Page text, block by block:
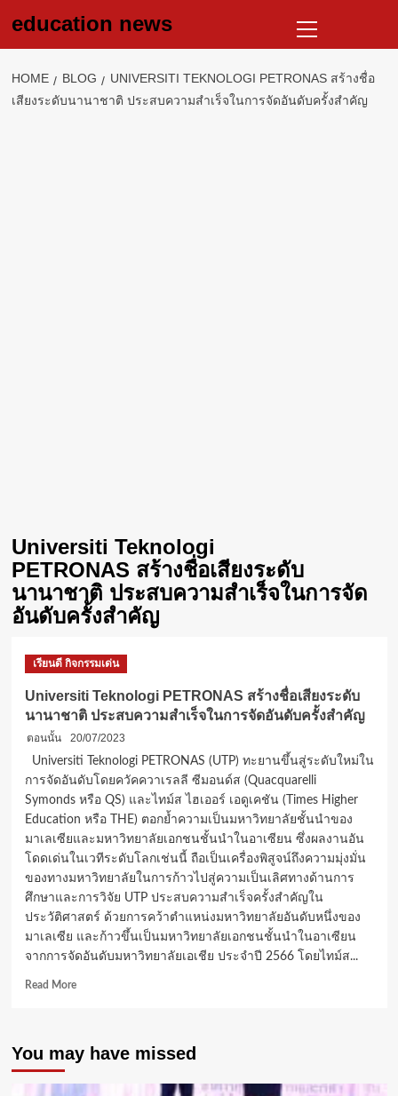
education news
Menu
HOME BLOG
UNIVERSITI TEKNOLOGI PETRONAS สร้างชื่อ
เสียงระดับนานาชาติ ประสบความสำเร็จในการจัดอันดับครั้งสำคัญ
Universiti Teknologi
PETRONAS สร้างชื่อเสียงระดับ
นานาชาติ ประสบความสำเร็จในการจัด
อันดับครั้งสำคัญ
เรียนดี กิจกรรมเด่น
Universiti Teknologi PETRONAS สร้างชื่อเสียงระดับ
นานาชาติ ประสบความสำเร็จในการจัดอันดับครั้งสำคัญ
ตอนนั้น
20/07/2023
Universiti Teknologi PETRONAS (UTP) ทะยานขึ้นสู่ระดับใหม่ใน
การจัดอันดับโดยควัคควาเรลลี ซีมอนด์ส (Quacquarelli
Symonds หรือ QS) และไทม์ส ไฮเออร์ เอดูเคชัน (Times Higher
Education หรือ THE) ตอกย้ำความเป็นมหาวิทยาลัยชั้นนำของ
มาเลเซียและมหาวิทยาลัยเอกชนชั้นนำในอาเซียน ซึ่งผลงานอัน
โดดเด่นในเวทีระดับโลกเช่นนี้ ถือเป็นเครื่องพิสูจน์ถึงความมุ่งมั่น
ของทางมหาวิทยาลัยในการก้าวไปสู่ความเป็นเลิศทางด้านการ
ศึกษาและการวิจัย UTP ประสบความสำเร็จครั้งสำคัญใน
ประวัติศาสตร์ ด้วยการคว้าตำแหน่งมหาวิทยาลัยอันดับหนึ่งของ
มาเลเซีย และก้าวขึ้นเป็นมหาวิทยาลัยเอกชนชั้นนำในอาเซียน
จากการจัดอันดับมหาวิทยาลัยเอเชีย ประจำปี 2566 โดยไทม์ส...
Read MoreRead
Teknologi
PETRONAS สร้าง
ชื่อ
You may have missed